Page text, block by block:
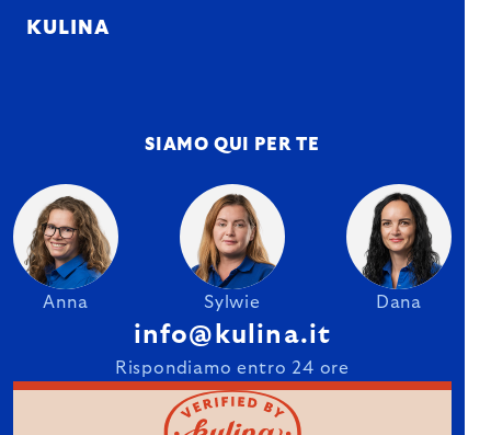
KULINA
SIAMO QUI PER TE
Anna Sylwie Dana
info@kulina.it
Rispondiamo entro 24 ore